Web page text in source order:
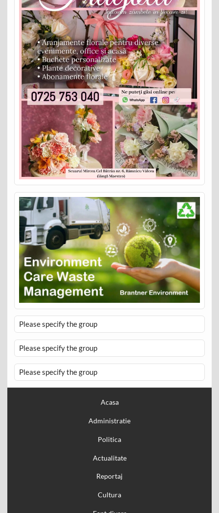
Please specify the group
Please specify the group
Please specify the group
Acasa
Administratie
Politica
Actualitate
Reportaj
Cultura